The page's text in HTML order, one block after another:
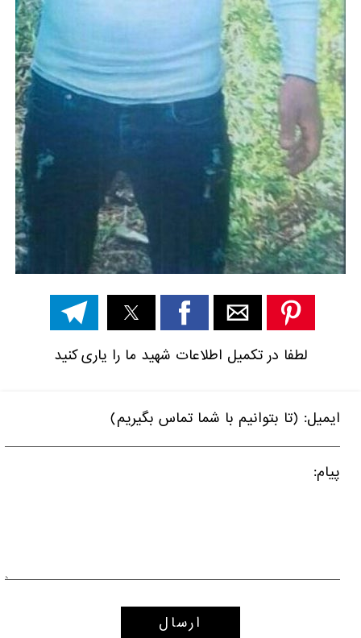
لطفا در تکمیل اطلاعات شهید ما را یاری کنید
ایمیل: (تا بتوانیم با شما تماس بگیریم)
پیام: